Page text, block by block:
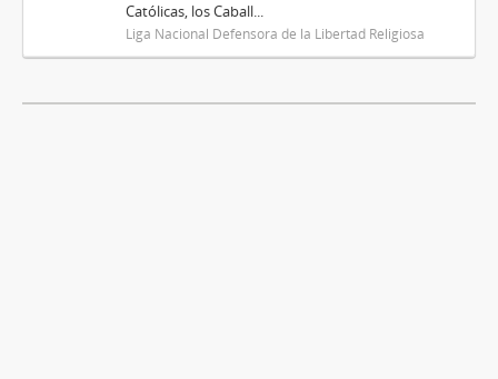
Católicas, los Caball...
Liga Nacional Defensora de la Libertad Religiosa